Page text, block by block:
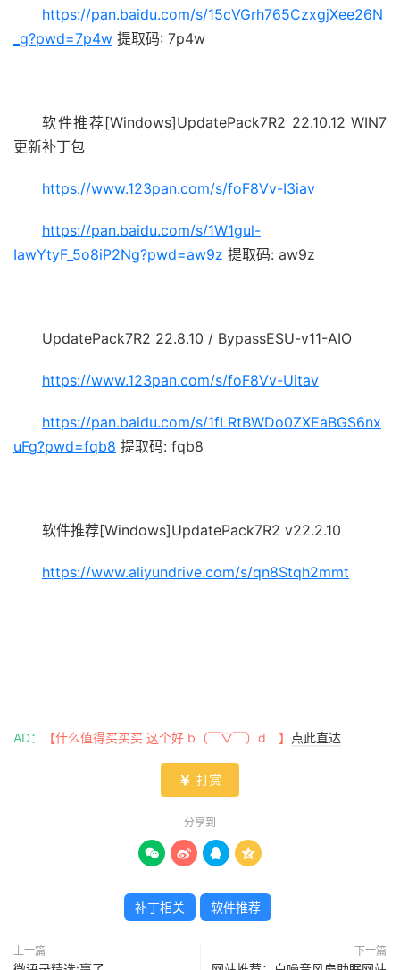
https://pan.baidu.com/s/15cVGrh765CzxgjXee26N
_g?pwd=7p4w 提取码: 7p4w
软件推荐[Windows]UpdatePack7R2 22.10.12 WIN7
更新补丁包
https://www.123pan.com/s/foF8Vv-I3iav
https://pan.baidu.com/s/1W1gul-
IawYtyF_5o8iP2Ng?pwd=aw9z 提取码: aw9z
UpdatePack7R2 22.8.10 / BypassESU-v11-AIO
https://www.123pan.com/s/foF8Vv-Uitav
https://pan.baidu.com/s/1fLRtBWDo0ZXEaBGS6nx
uFg?pwd=fqb8 提取码: fqb8
软件推荐[Windows]UpdatePack7R2 v22.2.10
https://www.aliyundrive.com/s/qn8Stqh2mmt
AD： 【什么值得买买买 这个好 b（￣▽￣）d 】 点此直达
 打赏
分享到
   
补丁相关 软件推荐
上一篇 下一篇